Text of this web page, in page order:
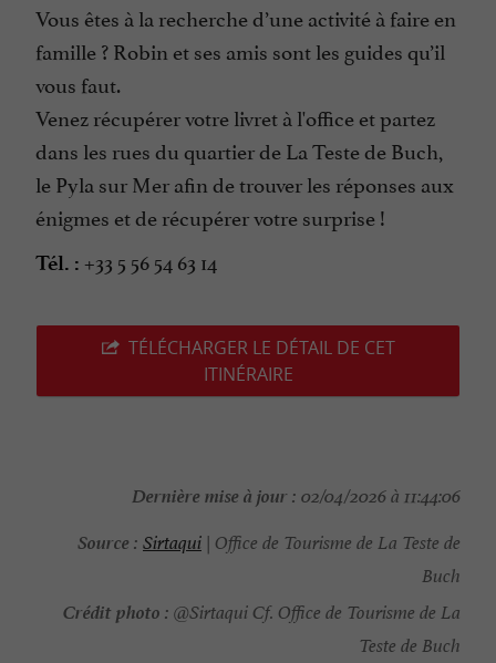
Vous êtes à la recherche d’une activité à faire en
famille ? Robin et ses amis sont les guides qu’il
vous faut.
Venez récupérer votre livret à l'office et partez
dans les rues du quartier de La Teste de Buch,
le Pyla sur Mer afin de trouver les réponses aux
énigmes et de récupérer votre surprise !
Tél. : +33 5 56 54 63 14
TÉLÉCHARGER LE DÉTAIL DE CET
ITINÉRAIRE
Dernière mise à jour : 02/04/2026 à 11:44:06
Source : Sirtaqui | Office de Tourisme de La Teste de
Buch
Crédit photo : @Sirtaqui Cf. Office de Tourisme de La
Teste de Buch